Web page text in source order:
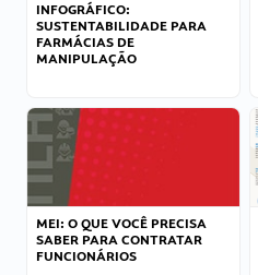
INFOGRÁFICO:
SUSTENTABILIDADE PARA
FARMÁCIAS DE
MANIPULAÇÃO
MEI: O QUE VOCÊ PRECISA
SABER PARA CONTRATAR
FUNCIONÁRIOS